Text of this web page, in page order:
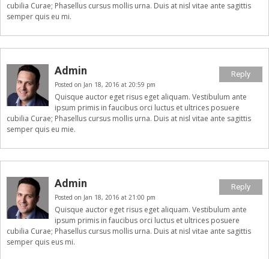
cubilia Curae; Phasellus cursus mollis urna. Duis at nisl vitae ante sagittis
semper quis eu mi.
Admin
Posted on Jan 18, 2016 at 20:59 pm
Reply
Quisque auctor eget risus eget aliquam. Vestibulum ante
ipsum primis in faucibus orci luctus et ultrices posuere
cubilia Curae; Phasellus cursus mollis urna. Duis at nisl vitae ante sagittis
semper quis eu mie.
Admin
Posted on Jan 18, 2016 at 21:00 pm
Reply
Quisque auctor eget risus eget aliquam. Vestibulum ante
ipsum primis in faucibus orci luctus et ultrices posuere
cubilia Curae; Phasellus cursus mollis urna. Duis at nisl vitae ante sagittis
semper quis eus mi.